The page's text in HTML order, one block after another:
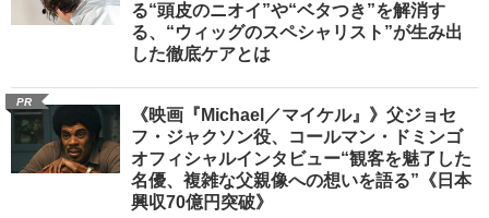
る“頭皮のニオイ”や“ベタつき”を解消す
る、“ウィッグのスペシャリスト”が生み出
した徹底ケアとは
PR
《映画『Michael／マイケル』》父ジョセ
フ・ジャクソン役、コールマン・ドミンゴ
オフィシャルインタビュー“観客を魅了した
名優、複雑な父親像への想いを語る”《日本
興収70億円突破》